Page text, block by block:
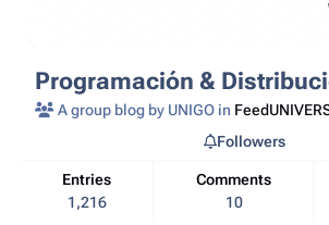
Programación &
A group blog by UNIGO in
Entries
1,216
Comments
10
Followers